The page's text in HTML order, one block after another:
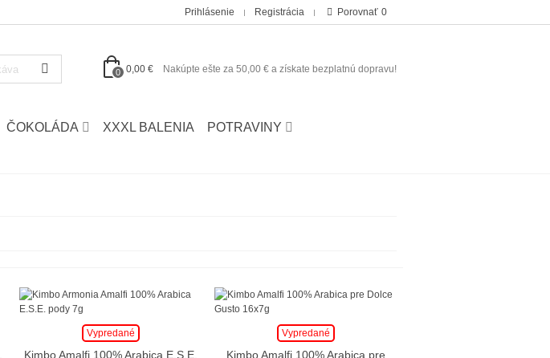
Prihlásenie Registrácia Porovnať 0
0 0,00 € Nakúpte ešte za 50,00 € a získate bezplatnú dopravu!
ČOKOLÁDA XXXL BALENIA POTRAVINY
Vypredané
Kimbo Amalfi 100% Arabica E.S.E.
Vypredané
Kimbo Amalfi 100% Arabica pre